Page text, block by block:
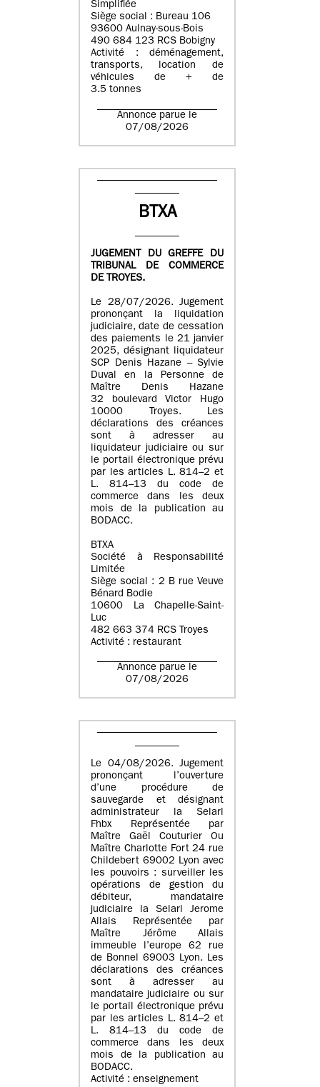
Simplifiée
Siège social : Bureau 106
93600 Aulnay-sous-Bois
490 684 123 RCS Bobigny
Activité : déménagement,
transports, location de
véhicules de + de
3.5 tonnes
Annonce parue le
07/08/2026
BTXA
JUGEMENT DU GREFFE DU
TRIBUNAL DE COMMERCE
DE TROYES.
Le 28/07/2026. Jugement
prononçant la liquidation
judiciaire, date de cessation
des paiements le 21 janvier
2025, désignant liquidateur
SCP Denis Hazane – Sylvie
Duval en la Personne de
Maître Denis Hazane
32 boulevard Victor Hugo
10000 Troyes. Les
déclarations des créances
sont à adresser au
liquidateur judiciaire ou sur
le portail électronique prévu
par les articles L. 814–2 et
L. 814–13 du code de
commerce dans les deux
mois de la publication au
BODACC.
BTXA
Société à Responsabilité
Limitée
Siège social : 2 B rue Veuve
Bénard Bodie
10600 La Chapelle-Saint-
Luc
482 663 374 RCS Troyes
Activité : restaurant
Annonce parue le
07/08/2026
Le 04/08/2026. Jugement
prononçant l’ouverture
d’une procédure de
sauvegarde et désignant
administrateur la Selarl
Fhbx Représentée par
Maître Gaël Couturier Ou
Maître Charlotte Fort 24 rue
Childebert 69002 Lyon avec
les pouvoirs : surveiller les
opérations de gestion du
débiteur, mandataire
judiciaire la Selarl Jerome
Allais Représentée par
Maître Jérôme Allais
immeuble l’europe 62 rue
de Bonnel 69003 Lyon. Les
déclarations des créances
sont à adresser au
mandataire judiciaire ou sur
le portail électronique prévu
par les articles L. 814–2 et
L. 814–13 du code de
commerce dans les deux
mois de la publication au
BODACC.
Activité : enseignement